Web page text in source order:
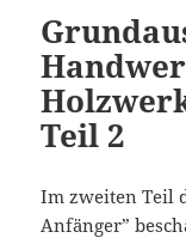
Teil 2
Im zweiten Teil
Anfänger”